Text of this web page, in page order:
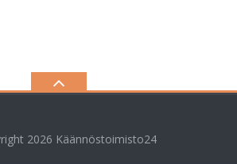
2026 Käännöstoimisto24